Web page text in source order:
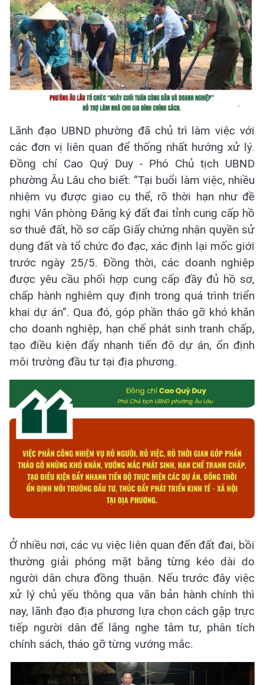
Lãnh đạo UBND phường đã chủ trì làm việc với
các đơn vị liên quan để thống nhất hướng xử lý.
Đồng chí Cao Quý Duy - Phó Chủ tịch UBND
phường Âu Lâu cho biết: “Tại buổi làm việc, nhiều
nhiệm vụ được giao cụ thể, rõ thời hạn như đề
nghị Văn phòng Đăng ký đất đai tỉnh cung cấp hồ
sơ thuê đất, hồ sơ cấp Giấy chứng nhận quyền sử
dụng đất và tổ chức đo đạc, xác định lại mốc giới
trước ngày 25/5. Đồng thời, các doanh nghiệp
được yêu cầu phối hợp cung cấp đầy đủ hồ sơ,
chấp hành nghiêm quy định trong quá trình triển
khai dự án”. Qua đó, góp phần tháo gỡ khó khăn
cho doanh nghiệp, hạn chế phát sinh tranh chấp,
tạo điều kiện đẩy nhanh tiến độ dự án, ổn định
môi trường đầu tư tại địa phương.
Ở nhiều nơi, các vụ việc liên quan đến đất đai, bồi
thường giải phóng mặt bằng từng kéo dài do
người dân chưa đồng thuận. Nếu trước đây việc
xử lý chủ yếu thông qua văn bản hành chính thì
nay, lãnh đạo địa phương lựa chọn cách gặp trực
tiếp người dân để lắng nghe tâm tư, phân tích
chính sách, tháo gỡ từng vướng mắc.